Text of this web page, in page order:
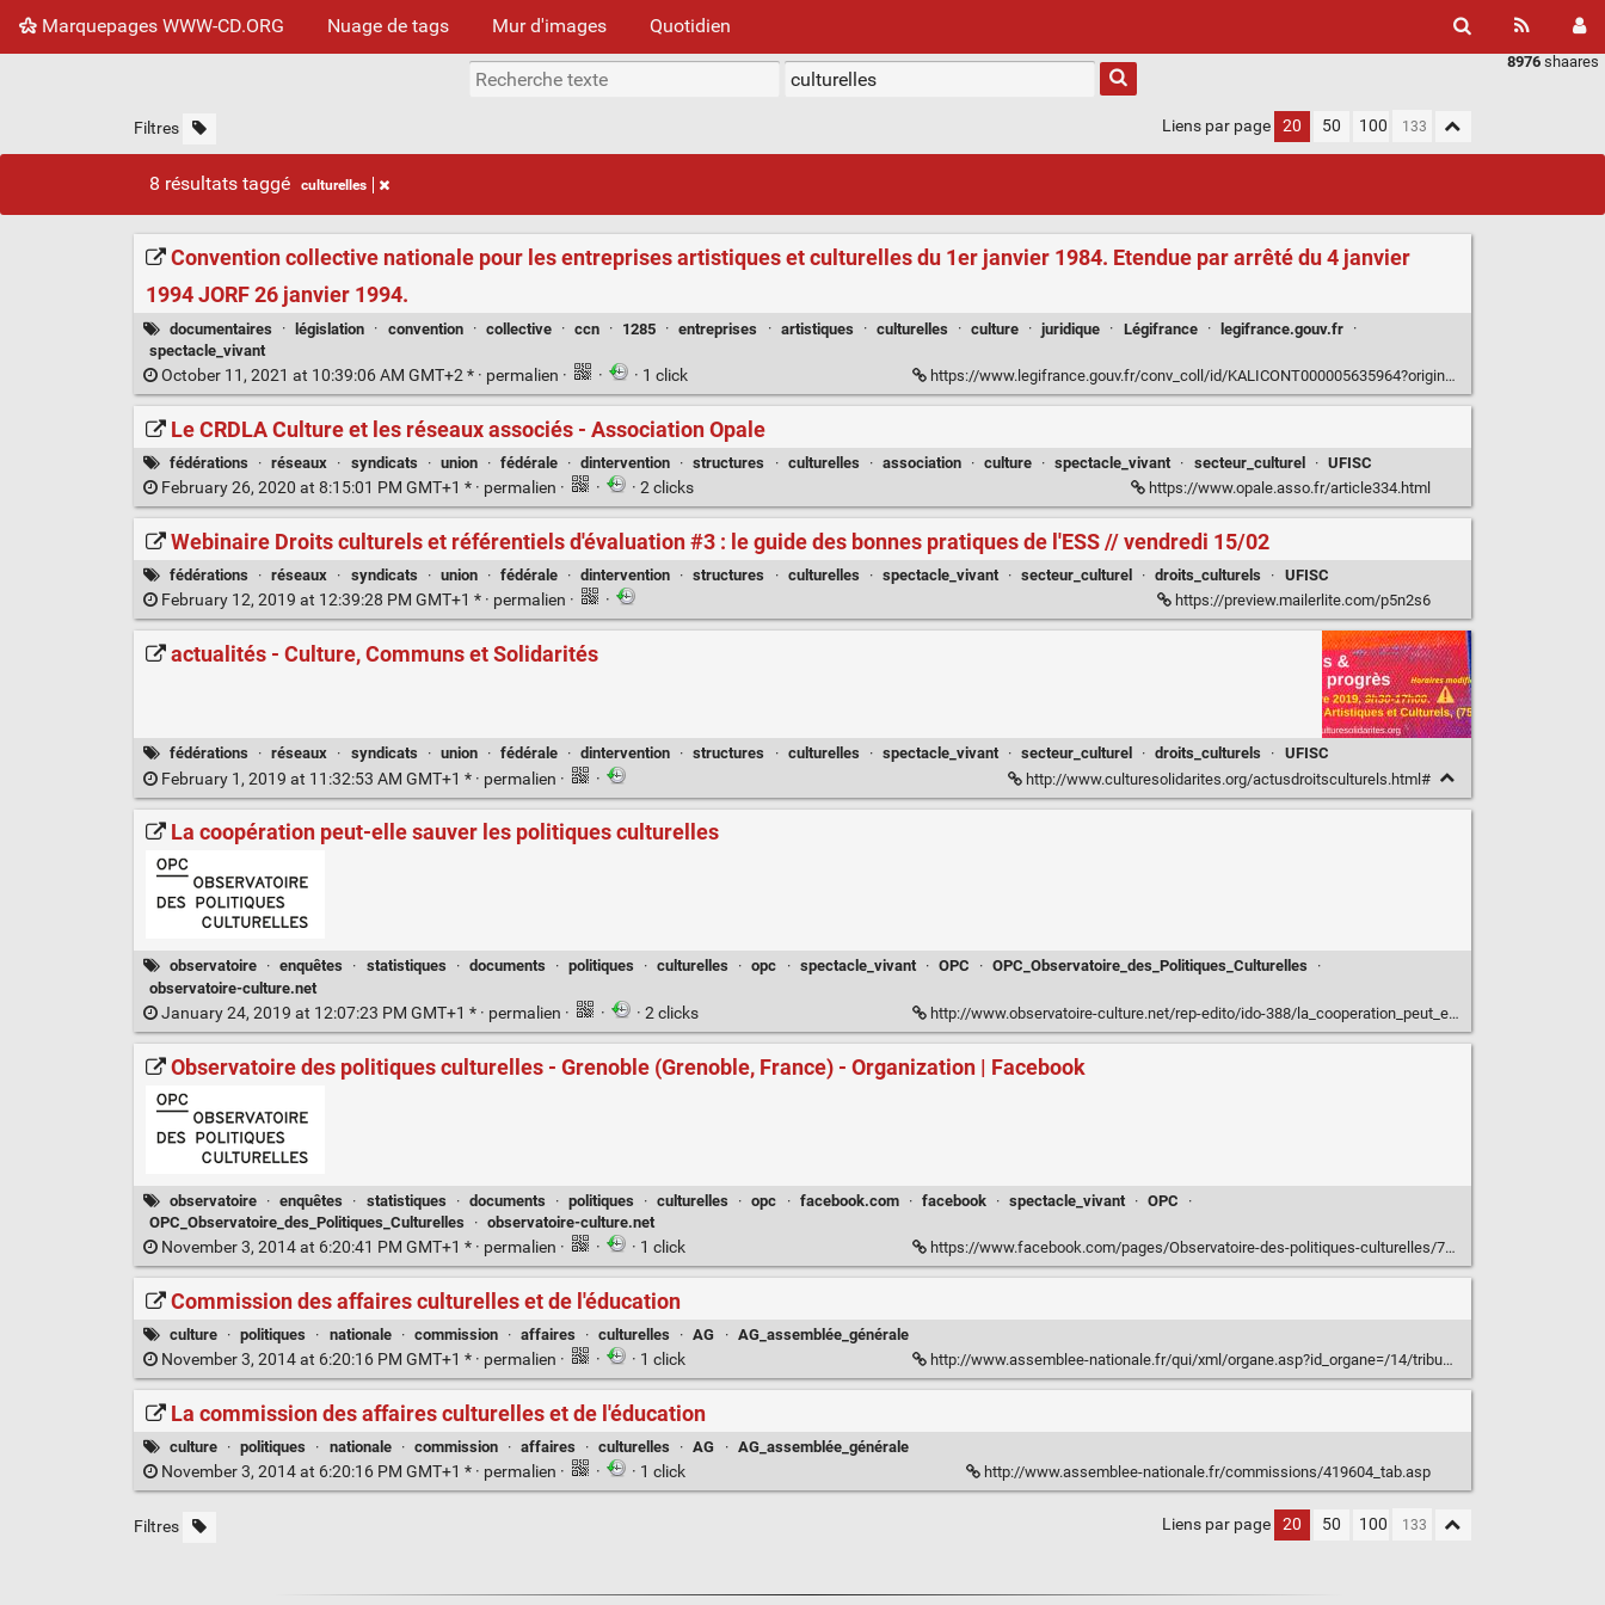
Marquepages WWW-CD.ORG Nuage de tags Mur d'images Quotidien
8976 shaares
Filtres Liens par page 20 50 100
8 résultats taggé culturelles
Convention collective nationale pour les entreprises artistiques et culturelles du 1er janvier 1984. Etendue par arrêté du 4 janvier
1994 JORF 26 janvier 1994.
documentaires · législation · convention · collective · ccn · 1285 · entreprises · artistiques · culturelles · culture · juridique · Légifrance · legifrance.gouv.fr
·
spectacle_vivant
October 11, 2021 at 10:39:06 AM GMT+2 * · permalien · · · 1 click https://www.legifrance.gouv.fr/conv_coll/id/KALICONT000005635964?origin=list&facetteEtat=VIGUEUR&facetteEtat=VIGUEUR_ETEN&facetteEtat=VIGUEUR_NON_ETEN&facetteTexteBase=TEXTE_BASE&idcc_suggest=1285&page=1&pageSize=50&sortValue=DATE_UPDATE&tab_selection=all
Le CRDLA Culture et les réseaux associés - Association Opale
fédérations · réseaux · syndicats · union · fédérale · dintervention · structures · culturelles · association · culture · spectacle_vivant · secteur_culturel · UFISC
February 26, 2020 at 8:15:01 PM GMT+1 * · permalien · · · 2 clicks https://www.opale.asso.fr/article334.html
Webinaire Droits culturels et référentiels d'évaluation #3 : le guide des bonnes pratiques de l'ESS // vendredi 15/02
fédérations · réseaux · syndicats · union · fédérale · dintervention · structures · culturelles · spectacle_vivant · secteur_culturel · droits_culturels · UFISC
February 12, 2019 at 12:39:28 PM GMT+1 * · permalien · · https://preview.mailerlite.com/p5n2s6
actualités - Culture, Communs et Solidarités
fédérations · réseaux · syndicats · union · fédérale · dintervention · structures · culturelles · spectacle_vivant · secteur_culturel · droits_culturels · UFISC
February 1, 2019 at 11:32:53 AM GMT+1 * · permalien · · http://www.culturesolidarites.org/actusdroitsculturels.html#
La coopération peut-elle sauver les politiques culturelles
observatoire · enquêtes · statistiques · documents · politiques · culturelles · opc · spectacle_vivant · OPC · OPC_Observatoire_des_Politiques_Culturelles
·
observatoire-culture.net
January 24, 2019 at 12:07:23 PM GMT+1 * · permalien · · · 2 clicks http://www.observatoire-culture.net/rep-edito/ido-388/la_cooperation_peut_elle_sauver_les_politiques_culturelles.html
Observatoire des politiques culturelles - Grenoble (Grenoble, France) - Organization | Facebook
observatoire · enquêtes · statistiques · documents · politiques · culturelles · opc · facebook.com · facebook · spectacle_vivant · OPC
·
OPC_Observatoire_des_Politiques_Culturelles
· observatoire-culture.net
November 3, 2014 at 6:20:41 PM GMT+1 * · permalien · · · 1 click https://www.facebook.com/pages/Observatoire-des-politiques-culturelles/720954121253987?ref=ts&fref=ts
Commission des affaires culturelles et de l'éducation
culture · politiques · nationale · commission · affaires · culturelles · AG · AG_assemblée_générale
November 3, 2014 at 6:20:16 PM GMT+1 * · permalien · · · 1 click http://www.assemblee-nationale.fr/qui/xml/organe.asp?id_organe=/14/tribun/xml/xml/organes/419604.xml
La commission des affaires culturelles et de l'éducation
culture · politiques · nationale · commission · affaires · culturelles · AG · AG_assemblée_générale
November 3, 2014 at 6:20:16 PM GMT+1 * · permalien · · · 1 click http://www.assemblee-nationale.fr/commissions/419604_tab.asp
Filtres Liens par page 20 50 100